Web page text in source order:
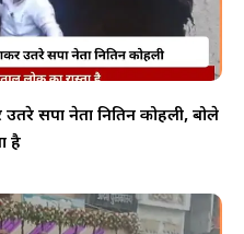
सपा नेता नितिन कोहली, बोले
है